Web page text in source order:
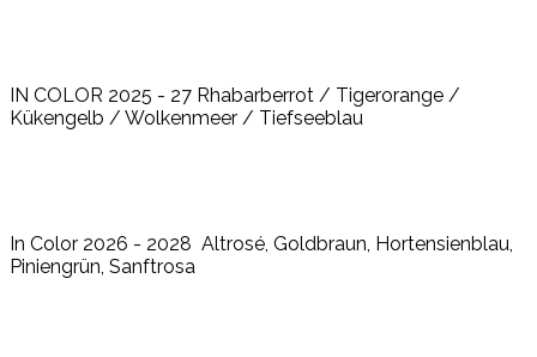
IN COLOR 2025 - 27 Rhabarberrot / Tigerorange /
Kükengelb / Wolkenmeer / Tiefseeblau
In Color 2026 - 2028 Altrosé, Goldbraun, Hortensienblau,
Piniengrün, Sanftrosa